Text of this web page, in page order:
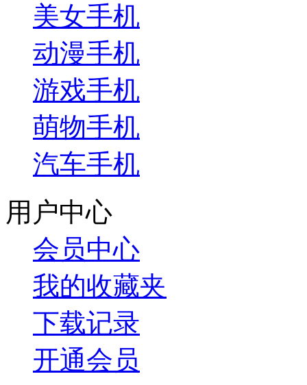
美女手机
动漫手机
游戏手机
萌物手机
汽车手机
用户中心
会员中心
我的收藏夹
下载记录
开通会员